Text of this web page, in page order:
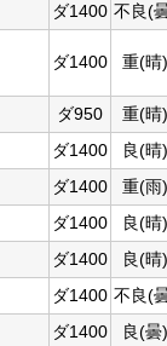
ダ1400 不良(
ダ1400 重(晴)
ダ950
重(晴)
ダ1400
良(晴)
ダ1400
重(雨)
ダ1400
良(晴)
ダ1400
良(晴)
ダ1400 不良(
ダ1400
良(曇)